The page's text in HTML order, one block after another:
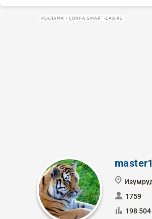
РЕКЛАМА • CONFA.SMART-LAB.RU
master1
1759
198 504